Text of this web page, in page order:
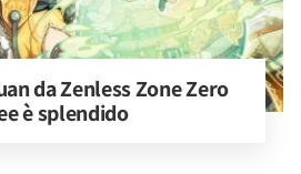
da Zenless Zone Zero
è splendido